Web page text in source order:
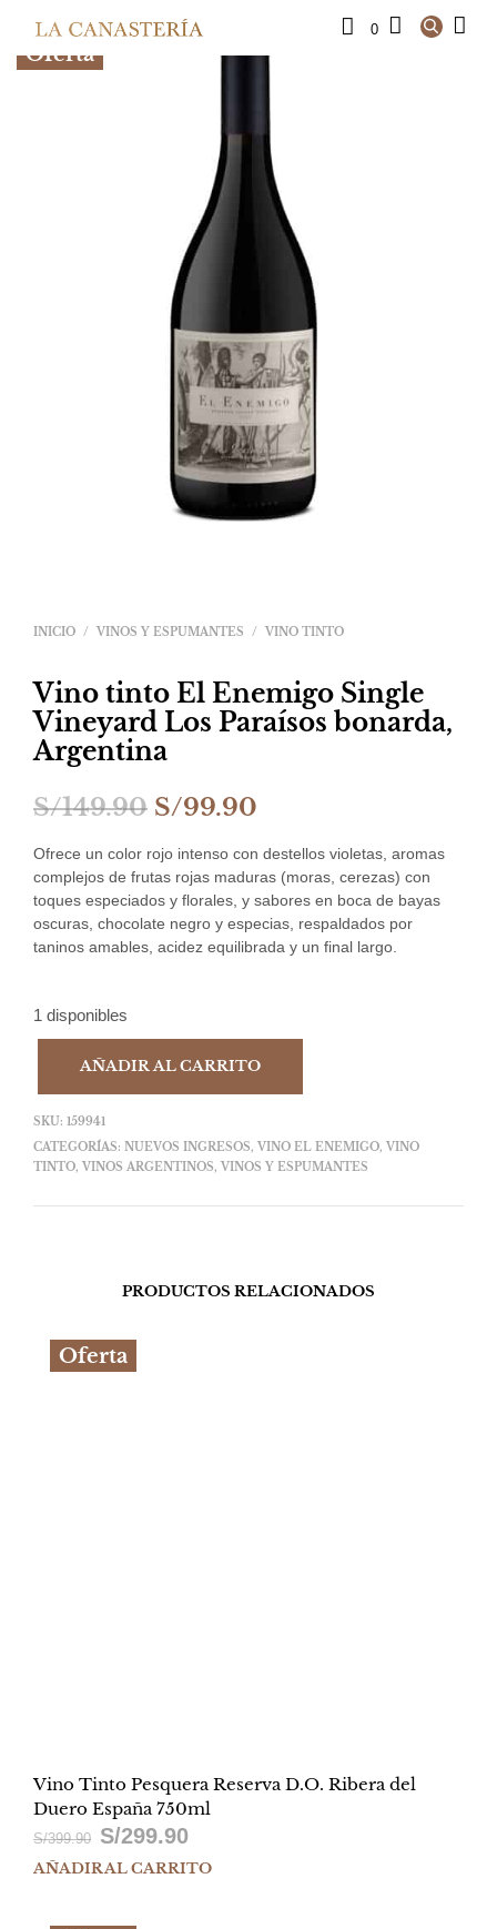
0
Oferta
INICIO / VINOS Y ESPUMANTES / VINO TINTO
Vino tinto El Enemigo Single
Vineyard Los Paraísos bonarda,
Argentina
S/149.90 El
precio
original
era:
S/149.90.
S/99.90
precio
actual
es:
S/99.90.
Ofrece un color rojo intenso con destellos violetas, aromas
complejos de frutas rojas maduras (moras, cerezas) con
toques especiados y florales, y sabores en boca de bayas
oscuras, chocolate negro y especias, respaldados por
taninos amables, acidez equilibrada y un final largo.
1 disponibles
AÑADIR AL CARRITO
SKU: 159941
CATEGORÍAS: NUEVOS INGRESOS, VINO EL ENEMIGO, VINO
TINTO, VINOS ARGENTINOS, VINOS Y ESPUMANTES
PRODUCTOS RELACIONADOS
Oferta
Vino Tinto Pesquera Reserva D.O. Ribera del
Duero España 750ml
S/399.90 El
precio
S/299.90El
precio
AÑADIR AL CARRITO